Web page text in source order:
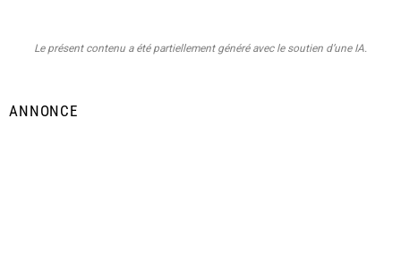
Le présent contenu a été partiellement généré avec le soutien d’une IA.
ANNONCE